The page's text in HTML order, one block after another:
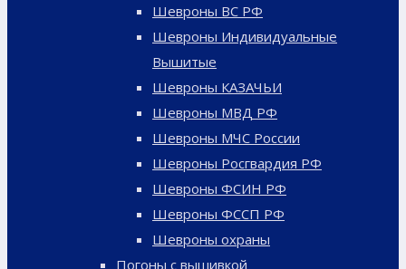
Шевроны ВС РФ
Шевроны Индивидуальные
Вышитые
Шевроны КАЗАЧЬИ
Шевроны МВД РФ
Шевроны МЧС России
Шевроны Росгвардия РФ
Шевроны ФСИН РФ
Шевроны ФССП РФ
Шевроны охраны
Погоны с вышивкой